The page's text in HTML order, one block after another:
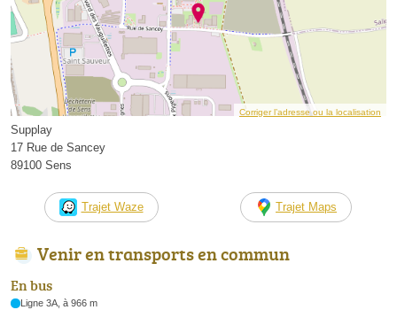
Corriger l’adresse ou la localisation
Supplay
17 Rue de Sancey
89100 Sens
Trajet Waze Trajet Maps
Venir en transports en commun
En bus
Ligne 3A, à 966 m